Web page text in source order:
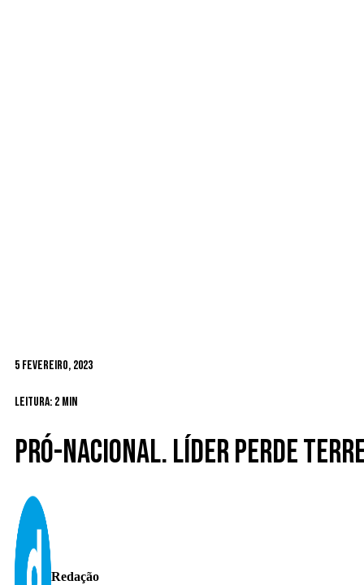
5 Fevereiro, 2023
Leitura: 2 min
Pró-Nacional. Líder perde
Redação